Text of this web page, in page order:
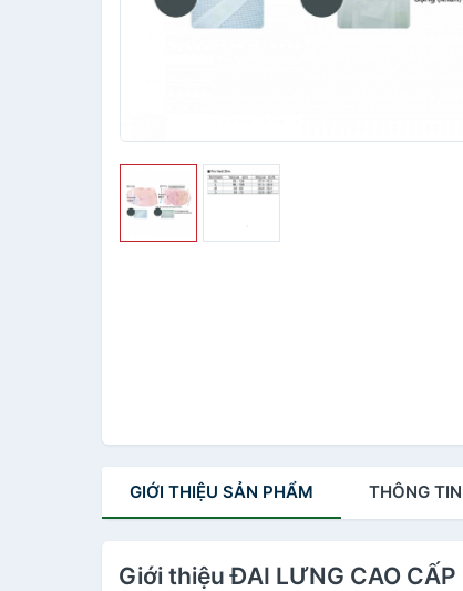
GIỚI THIỆU SẢN PHẨM THÔNG TIN
Giới thiệu ĐAI LƯNG CAO CẤP